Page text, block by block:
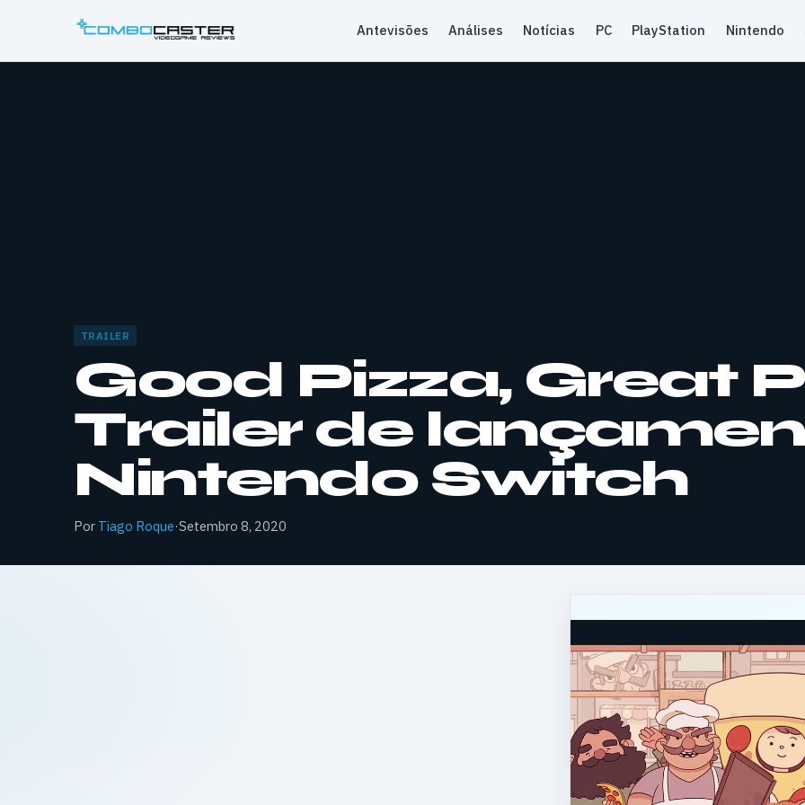
Antevisões Análises Notícias PC PlayStation Nintendo
TRAILER
Good Pizza, Great
Trailer de
Nintendo Switch
Por Tiago Roque·Setembro 8, 2020